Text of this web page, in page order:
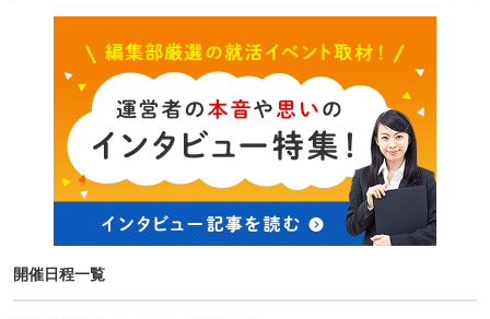
開催日程一覧